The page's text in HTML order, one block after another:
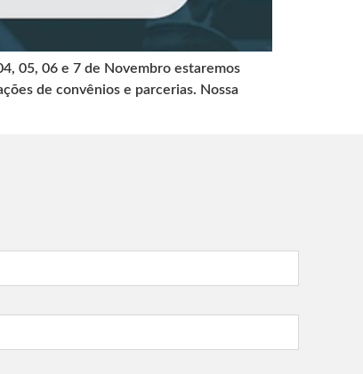
05, 06 e 7 de Novembro estaremos
de convênios e parcerias. Nossa